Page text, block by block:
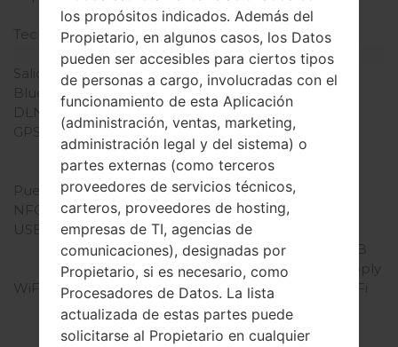
mAh
Teclado físico
-
Interfaces
Salida de audio
3.5mm jack
Bluetooth
versión 4.0, A2DP
DLNA
Sí
GPS
A-GPS, GLONASS,
Geotagging, S-GPS,
QuickGPS
Puerto infrarrojo
Sí
NFC
No
USB
microUSB 2.0 , USB
charging, USB Host, USB
OTG 1.3, USB power supply
WiFi
Wi-Fi 802.11 a/b/g/n, Wi-Fi
Direct, Wi-Fi hotspot
los propósitos indicados. Además del
Propietario, en algunos casos, los Datos
pueden ser accesibles para ciertos tipos
de personas a cargo, involucradas con el
funcionamiento de esta Aplicación
(administración, ventas, marketing,
administración legal y del sistema) o
partes externas (como terceros
proveedores de servicios técnicos,
carteros, proveedores de hosting,
empresas de TI, agencias de
comunicaciones), designadas por
Propietario, si es necesario, como
Procesadores de Datos. La lista
actualizada de estas partes puede
solicitarse al Propietario en cualquier